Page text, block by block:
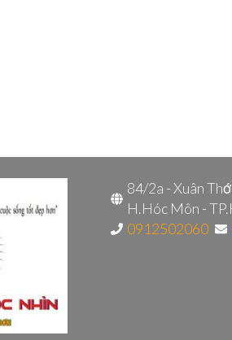
84/2a - Xuân
H.Hóc Môn -
0912502060